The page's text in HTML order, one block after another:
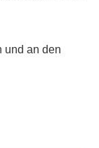
und an den